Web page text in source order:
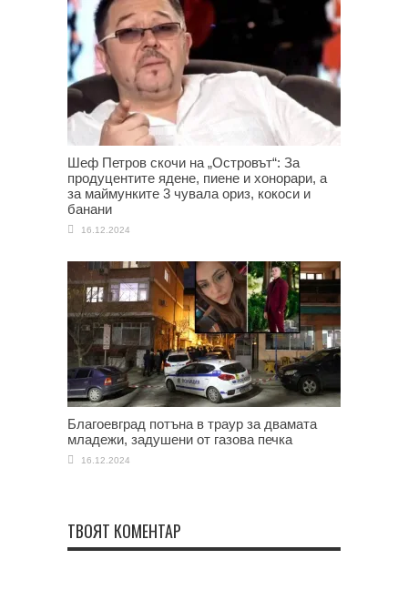
Шеф Петров скочи на „Островът“: За
продуцентите ядене, пиене и хонорари, а
за маймунките 3 чувала ориз, кокоси и
банани
16.12.2024
Благоевград потъна в траур за двамата
младежи, задушени от газова печка
16.12.2024
ТВОЯТ КОМЕНТАР